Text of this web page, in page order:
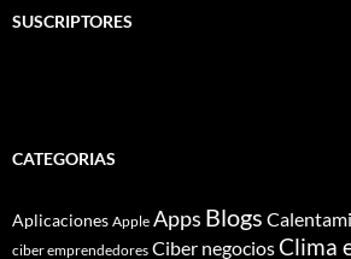
SUSCRIPTORES
CATEGORIAS
Aplicaciones Apple Apps Blogs
ciber emprendedores Ciber negociosClima